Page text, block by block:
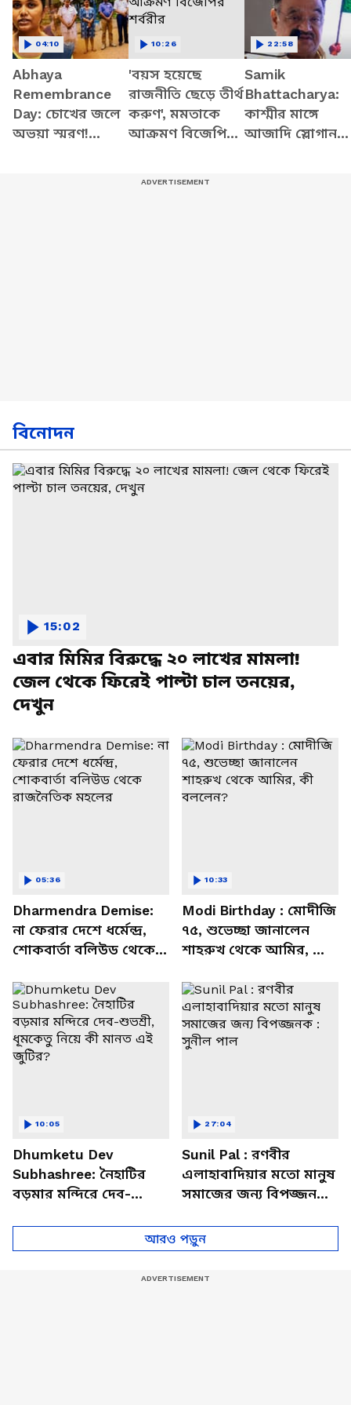
Abhaya
Remembrance
Day: চোখের জলে
অভয়া স্মরণ!
04:10
'বয়স হয়েছে
রাজনীতি ছেড়ে তীর্থ
করুণ', মমতাকে
আক্রমণ বিজেপির
10:26
Samik
Bhattacharya:
কাশ্মীর মাঙ্গে
আজাদি স্লোগান
22:58
বিনোদন
এবার মিমির বিরুদ্ধে ২০ লাখের মামলা!
জেল থেকে ফিরেই পাল্টা চাল তনয়ের,
দেখুন
15:02
Dharmendra Demise:
না ফেরার দেশে ধর্মেন্দ্র,
শোকবার্তা বলিউড থেকে
05:36
Modi Birthday : মোদীজি
৭৫, শুভেচ্ছা জানালেন
শাহরুখ থেকে আমির, কী
10:33
Dhumketu Dev
Subhashree: নৈহাটির
বড়মার মন্দিরে দেব-
10:05
Sunil Pal : রণবীর
এলাহাবাদিয়ার মতো মানুষ
সমাজের জন্য বিপজ্জনক :
27:04
আরও পড়ুন